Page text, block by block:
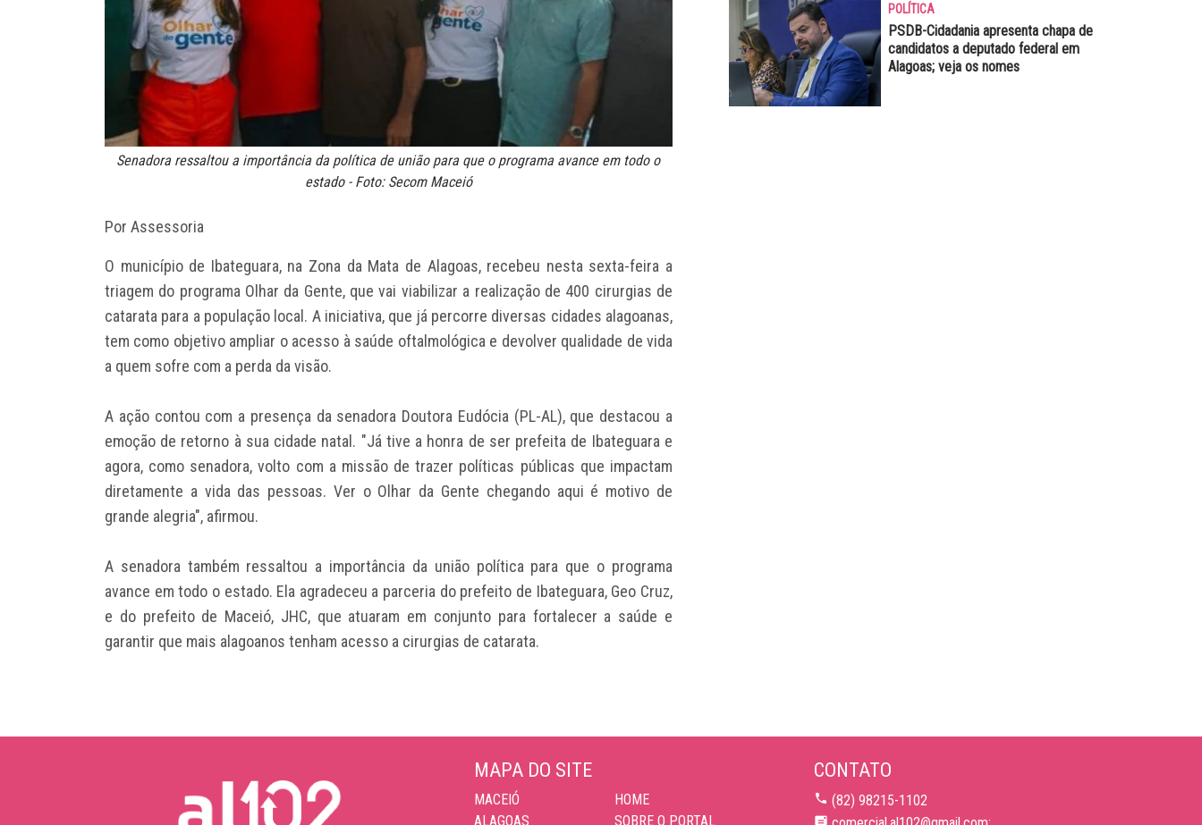
Senadora ressaltou a importância da política de união para que o programa avance em todo o
estado - Foto: Secom Maceió
Por Assessoria
O município de Ibateguara, na Zona da Mata de Alagoas, recebeu nesta sexta-feira a
triagem do programa Olhar da Gente, que vai viabilizar a realização de 400 cirurgias de
catarata para a população local. A iniciativa, que já percorre diversas cidades alagoanas,
tem como objetivo ampliar o acesso à saúde oftalmológica e devolver qualidade de vida
a quem sofre com a perda da visão.
A ação contou com a presença da senadora Doutora Eudócia (PL-AL), que destacou a
emoção de retorno à sua cidade natal. "Já tive a honra de ser prefeita de Ibateguara e
agora, como senadora, volto com a missão de trazer políticas públicas que impactam
diretamente a vida das pessoas. Ver o Olhar da Gente chegando aqui é motivo de
grande alegria", afirmou.
A senadora também ressaltou a importância da união política para que o programa
avance em todo o estado. Ela agradeceu a parceria do prefeito de Ibateguara, Geo Cruz,
e do prefeito de Maceió, JHC, que atuaram em conjunto para fortalecer a saúde e
garantir que mais alagoanos tenham acesso a cirurgias de catarata.
POLÍTICA
PSDB-Cidadania apresenta chapa de
candidatos a deputado federal em
Alagoas; veja os nomes
MAPA DO SITE
MACEIÓ
ALAGOAS
HOME
SOBRE O PORTAL
CONTATO
(82) 98215-1102